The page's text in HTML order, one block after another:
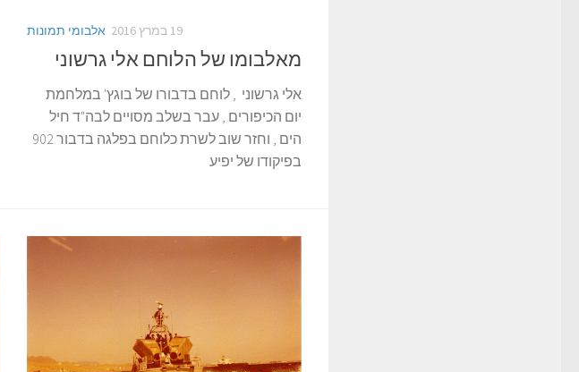
אלבומי תמונות 19 במרץ 2016
מאלבומו של הלוחם אלי גרשוני
אלי גרשוני , לוחם בדבורו של בוגץ' במלחמת
יום הכיפורים , עבר בשלב מסויים לבה"ד חיל
הים , וחזר שוב לשרת כלוחם בפלגה בדבור 902
בפיקודו של יפיע